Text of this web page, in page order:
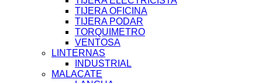
TIJERA OFICINA
TIJERA PODAR
TORQUIMETRO
VENTOSA
LINTERNAS
INDUSTRIAL
MALACATE